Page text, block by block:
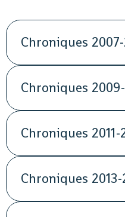
Chroniques
Chroniques
Chroniques 2011-
Chroniques 2013-